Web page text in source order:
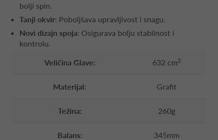
bolji spin.
Tanji okvir: Poboljšava upravljivost i snagu.
Novi dizajn spoja: Osigurava bolju stabilnost i
kontrolu.
Veličina Glave: 632 cm2
Materijal: Grafit
Težina: 260g
Balans: 345mm